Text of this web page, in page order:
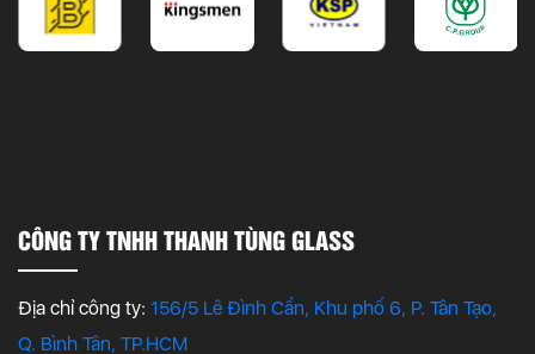
CÔNG TY TNHH THANH TÙNG GLASS
Địa chỉ công ty: 156/5 Lê Đình Cẩn, Khu phố 6, P. Tân Tạo,
Q. Bình Tân, TP.HCM